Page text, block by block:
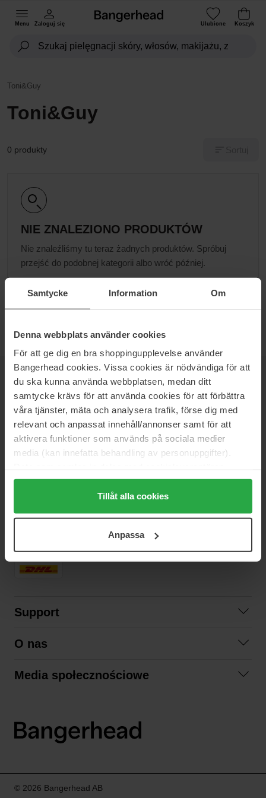
Samtycke Information Om
Denna webbplats använder cookies
För att ge dig en bra shoppingupplevelse använder
Bangerhead cookies. Vissa cookies är nödvändiga för att
du ska kunna använda webbplatsen, medan ditt
samtycke krävs för att använda cookies för att förbättra
våra tjänster, mäta och analysera trafik, förse dig med
relevant och anpassat innehåll/annonser samt för att
aktivera funktioner som används på sociala medier
media (kan innefatta behandling av personuppgifter).
Genom att trycka på "Tillåt alla cookies" accepterar du
alla cookies, medan du under "Detaljer" kan anpassa
användningen av cookies. Du kan när som helst återkalla
samt vår Integritetspolicy.
Tillåt alla cookies
Anpassa
Menu Zaloguj się Ulubione Koszyk
Toni&Guy
Toni&Guy
0 produkty
NIE ZNALEZIONO PRODUKTÓW
Nie znaleźliśmy tu teraz żadnych produktów. Spróbuj
przejść do podobnej kategorii albo wróć później.
Przejdź do B
NEWSLETTERDOWIEDZ SIĘ JAKO PIERWSZY
skrzynki? Będziemy wysyłać Ci najnowsze trendy, porady i
BEZPIECZNA PŁATNOŚĆ
SZYBKA DOSTAWA
Support
Regulamin zakupów
O nas
Zrównoważony rozwój
Media społecznościowe
LinkedIn
© 2026 Bangerhead AB